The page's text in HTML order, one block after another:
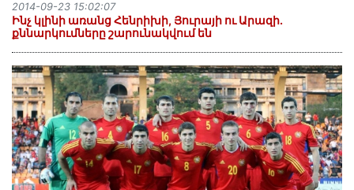
Ինչ կլինի առանց Հենրիխի, Յուրայի ու Արազի.
քննարկումները շարունակվում են
2014-09-23 15:02:07